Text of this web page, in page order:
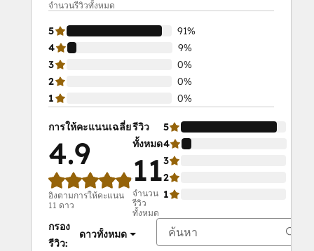
จำนวนรีวิวทั้งหมด
5
91%
4
9%
3
0%
2
0%
1
0%
การให้คะแนนเฉลี่ย
4.9
อิงตามการให้คะแนน
11 ดาว
รีวิว
ทั้งหมด
11
จำนวน
รีวิว
ทั้งหมด
5
4
3
2
1
กรอง
รีวิว:
ดาวทั้งหมด